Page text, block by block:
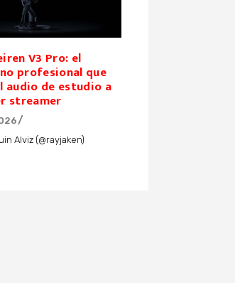
V3 Pro: el
profesional que
audio de estudio a
streamer
Alviz (@rayjaken)